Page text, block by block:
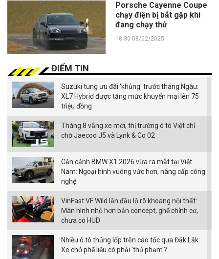
Porsche Cayenne Coupe
chạy điện bị bắt gặp khi
đang chạy thử
18:30 08/02/2025
ĐIỂM TIN
Suzuki tung ưu đãi 'khủng' trước tháng Ngâu:
XL7 Hybrid được tăng mức khuyến mại lên 75
triệu đồng
Tháng 8 vắng xe mới, thị trường ô tô Việt chỉ
chờ Jaecoo J5 và Lynk & Co 02
Cận cảnh BMW X1 2026 vừa ra mắt tại Việt
Nam: Ngoại hình vuông vức hơn, nâng cấp công
nghệ
VinFast VF Wild lần đầu lộ rõ khoang nội thất:
Màn hình nhỏ hơn bản concept, ghế chỉnh cơ,
chưa có HUD
Nhiều ô tô thủng lốp trên cao tốc qua Đắk Lắk:
Xe chở phế liệu có phải 'thủ phạm'?